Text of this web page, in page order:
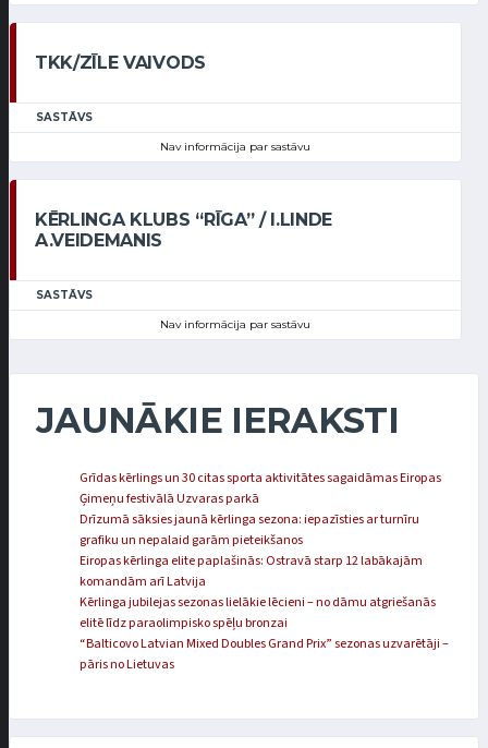
TKK/ZĪLE VAIVODS
SASTĀVS
Nav informācija par sastāvu
KĒRLINGA KLUBS “RĪGA” / I.LINDE
A.VEIDEMANIS
SASTĀVS
Nav informācija par sastāvu
JAUNĀKIE IERAKSTI
Grīdas kērlings un 30 citas sporta aktivitātes sagaidāmas Eiropas
Ģimeņu festivālā Uzvaras parkā
Drīzumā sāksies jaunā kērlinga sezona: iepazīsties ar turnīru
grafiku un nepalaid garām pieteikšanos
Eiropas kērlinga elite paplašinās: Ostravā starp 12 labākajām
komandām arī Latvija
Kērlinga jubilejas sezonas lielākie lēcieni – no dāmu atgriešanās
elitē līdz paraolimpisko spēļu bronzai
“Balticovo Latvian Mixed Doubles Grand Prix” sezonas uzvarētāji –
pāris no Lietuvas